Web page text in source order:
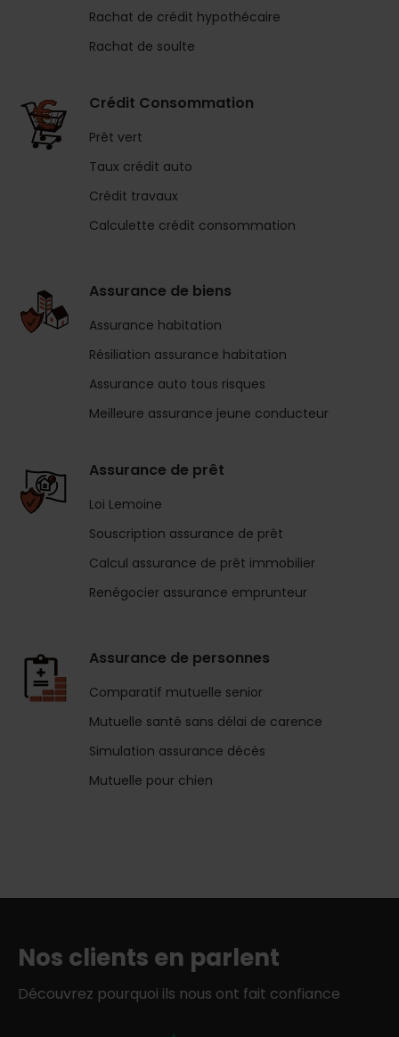
Rachat de crédit hypothécaire
Rachat de soulte
Crédit Consommation
Prêt vert
Taux crédit auto
Crédit travaux
Calculette crédit consommation
Assurance de biens
Assurance habitation
Résiliation assurance habitation
Assurance auto tous risques
Meilleure assurance jeune conducteur
Assurance de prêt
Loi Lemoine
Souscription assurance de prêt
Calcul assurance de prêt immobilier
Renégocier assurance emprunteur
Assurance de personnes
Comparatif mutuelle senior
Mutuelle santé sans délai de carence
Simulation assurance décès
Mutuelle pour chien
Nos clients en parlent
Découvrez pourquoi ils nous ont fait confiance